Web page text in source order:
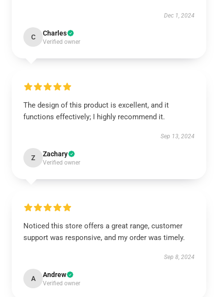
Dec 1, 2024
C Charles
Verified owner
The design of this product is excellent, and it
functions effectively; I highly recommend it.
Sep 13, 2024
Z Zachary
Verified owner
Noticed this store offers a great range, customer
support was responsive, and my order was timely.
Sep 8, 2024
A Andrew
Verified owner